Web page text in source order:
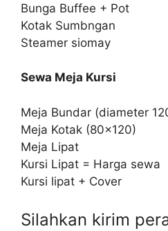
Bunga Buffee + Pot
Kotak Sumbngan
Steamer siomay
Sewa Meja Kursi
Meja Bundar (diameter
Meja Kotak (80×120)
Meja Lipat
Kursi Lipat = Harga sewa
Kursi lipat + Cover
Silahkan kirim